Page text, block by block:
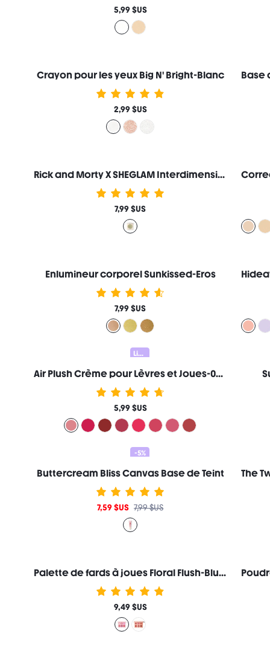
5,99 $US
Crayon pour les yeux Big N' Bright-Blanc
2,99 $US
Rick and Morty X SHEGLAM Interdimensional Enlumineur
7,99 $US
Enlumineur corporel Sunkissed-Eros
7,99 $US
Lip & Cheek 20% OFF
Air Plush Crème pour Lèvres et Joues-025 High Winds Blush Liquide et Rouge à Lèvres Multi-usage
5,99 $US
-5%
Buttercream Bliss Canvas Base de Teint
7,59 $US 7,99 $US
Palette de fards à joues Floral Flush-Blushing Bouquet
9,49 $US